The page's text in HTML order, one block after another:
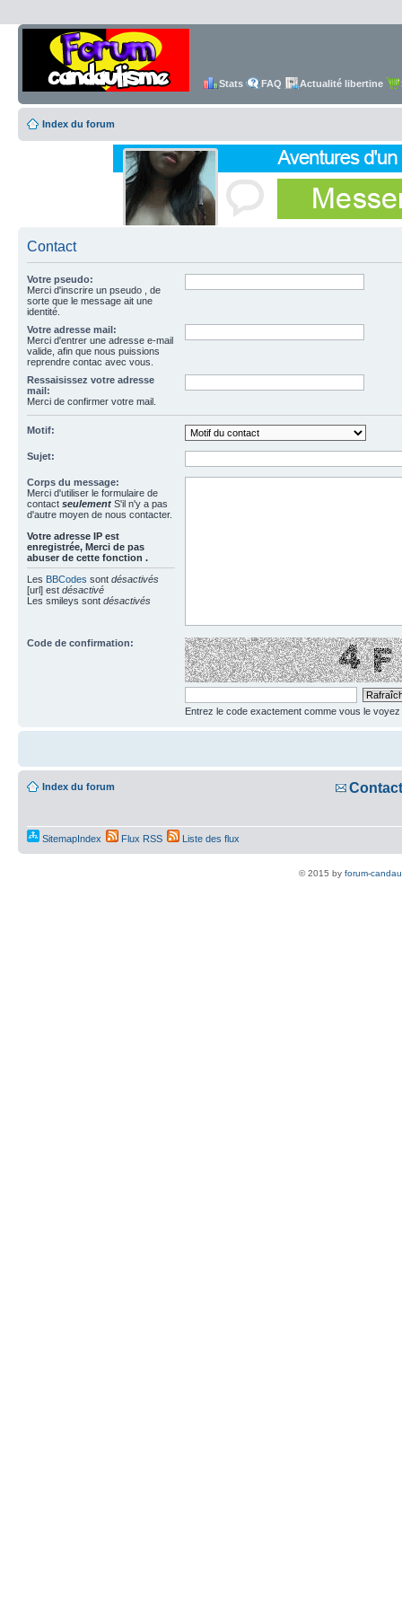
Stats FAQ Actualité libertine
Index du forum
Contact
Votre pseudo:
Merci d'inscrire un pseudo , de
sorte que le message ait une
identité.
Votre adresse mail:
Merci d'entrer une adresse e-mail
valide, afin que nous puissions
reprendre contac avec vous.
Ressaisissez votre adresse
mail:
Merci de confirmer votre mail.
Motif:
Sujet:
Corps du message:
Merci d'utiliser le formulaire de
contact seulement S'il n'y a pas
d'autre moyen de nous contacter.
Votre adresse ΙΡ est
enregistrée, Merci de pas
abuser de cette fonction .
Les BBCodes sont désactivés
[url] est désactivé
Les smileys sont désactivés
Code de confirmation:
Entrez le code exactement comme vous le
Index du forum Contact
SitemapIndex Flux RSS Liste des flux
© 2015 by forum-